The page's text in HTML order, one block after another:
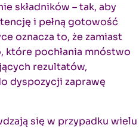
składników – tak, aby
i pełną gotowość
oznacza to, że zamiast
które pochłania mnóstwo
rezultatów,
dyspozycji zaprawę
się w przypadku wielu